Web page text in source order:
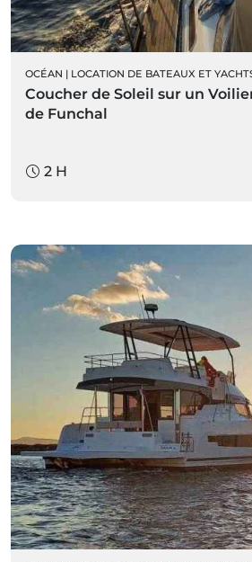
OCÉAN | LOCATION DE BATEAUX ET
Coucher de Soleil sur un
de Funchal
2 H